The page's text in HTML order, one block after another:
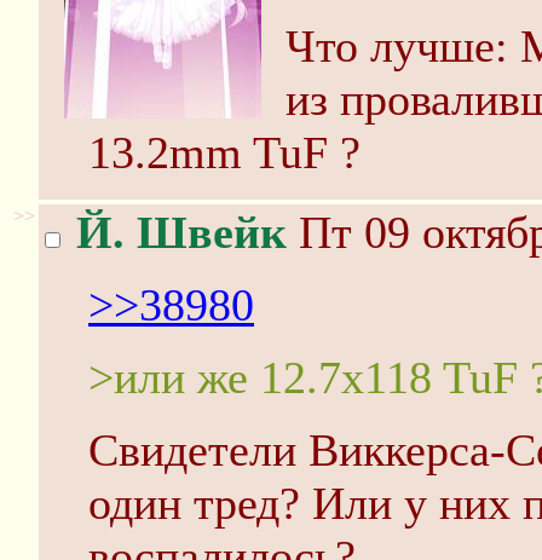
Что лучше:
из
13.2mm TuF ?
>> Й. Швейк Пт 09
>>38980
>или же 12.7x118 TuF
Свидетели Виккерса-
один тред? Или у них